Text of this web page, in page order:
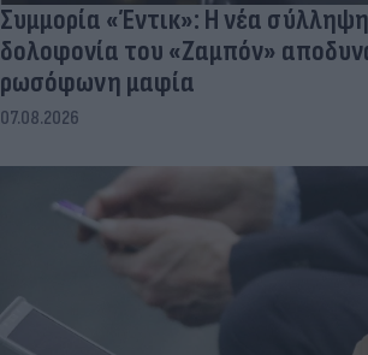
Συμμορία «Έντικ»: Η νέα
δολοφονία του «Ζαμπόν»
ρωσόφωνη μαφία
07.08.2026